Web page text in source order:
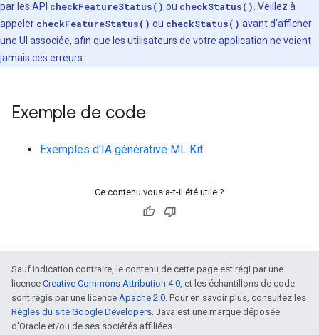
par les API checkFeatureStatus() ou checkStatus(). Veillez à
appeler checkFeatureStatus() ou checkStatus() avant d'afficher
une UI associée, afin que les utilisateurs de votre application ne voient
jamais ces erreurs.
Exemple de code
Exemples d'IA générative ML Kit
Ce contenu vous a-t-il été utile ?
Sauf indication contraire, le contenu de cette page est régi par une
licence Creative Commons Attribution 4.0, et les échantillons de code
sont régis par une licence Apache 2.0. Pour en savoir plus, consultez les
Règles du site Google Developers. Java est une marque déposée
d'Oracle et/ou de ses sociétés affiliées.